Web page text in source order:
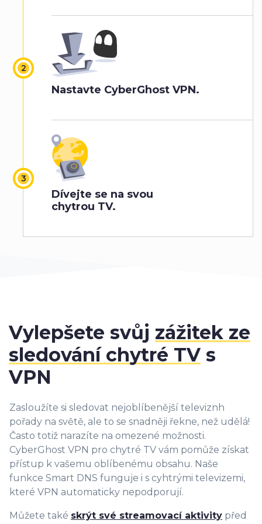
Nastavte CyberGhost VPN.
Dívejte se na svou
chytrou TV.
Vylepšete svůj zážitek ze
sledování chytré TV s
VPN
Zasloužíte si sledovat nejoblíbenější televiznh
pořady na světě, ale to se snadněji řekne, než udělá!
Často totiž narazíte na omezené možnosti.
CyberGhost VPN pro chytré TV vám pomůže získat
přístup k vašemu oblíbenému obsahu. Naše
funkce Smart DNS funguje i s cyhtrými televizemi,
které VPN automaticky nepodporují.
Můžete také skrýt své streamovací aktivity před